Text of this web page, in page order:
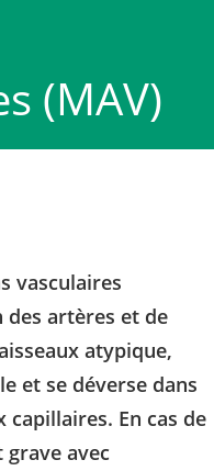
(MAV)
vasculaires
des artères et de
atypique,
et se déverse dans
capillaires. En cas de
avec